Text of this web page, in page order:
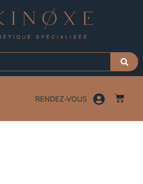
RENDEZ-VOUS